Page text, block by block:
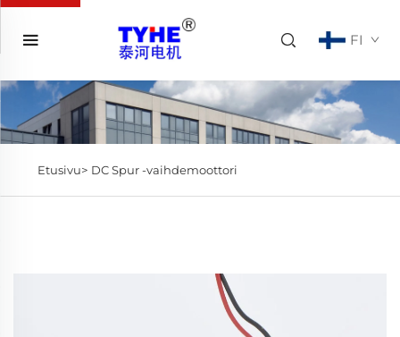
FI
Etusivu> DC Spur -vaihdemoottori